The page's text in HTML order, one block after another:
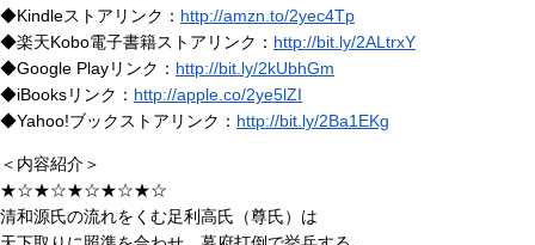
◆Kindleストアリンク： http://amzn.to/2yec4Tp
◆楽天Kobo電子書籍ストアリンク： http://bit.ly/2ALtrxY
◆Google Playリンク： http://bit.ly/2kUbhGm
◆iBooksリンク： http://apple.co/2ye5lZI
◆Yahoo!ブックストアリンク： http://bit.ly/2Ba1EKg
＜内容紹介＞
★☆★☆★☆★☆★☆
清和源氏の流れをくむ足利高氏（尊氏）は